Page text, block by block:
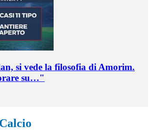
si vede la filosofia di Amorim.
su…"